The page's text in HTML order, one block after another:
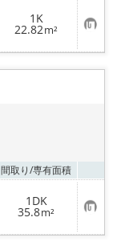
1K
22.82m² お
気
に
り
間取り/専有面積
1DK
35.8m² お
気
に